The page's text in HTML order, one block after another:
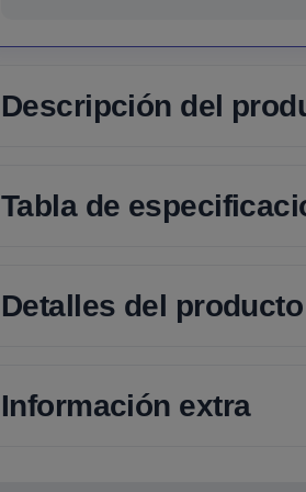
Descripción del
Tabla de
Detalles del producto
Información extra